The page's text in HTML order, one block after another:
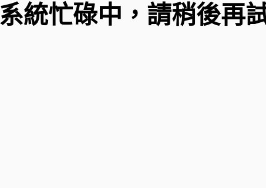
系統忙碌中，請稍後再